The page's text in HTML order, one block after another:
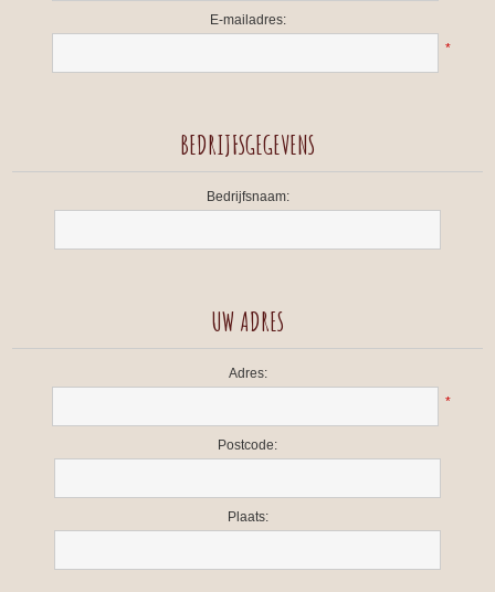
E-mailadres:
*
BEDRIJFSGEGEVENS
Bedrijfsnaam:
UW ADRES
Adres:
*
Postcode:
Plaats: